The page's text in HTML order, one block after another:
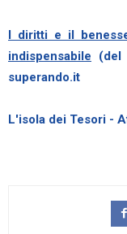
I diritti e il
indispensabile (del
superando.it
L'isola dei Tesori -